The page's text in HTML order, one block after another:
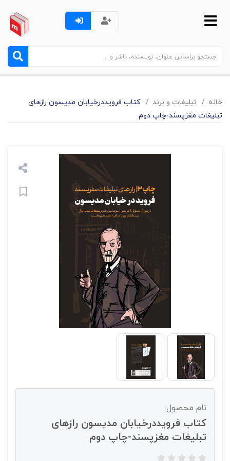
خانه تبليغات و برند
کتاب فرویددرخیابان مدیسون رازهای
تبلیغات مغزپسند-چاپ دوم
نام محصول:
کتاب فرویددرخیابان مدیسون رازهای
تبلیغات مغزپسند-چاپ دوم